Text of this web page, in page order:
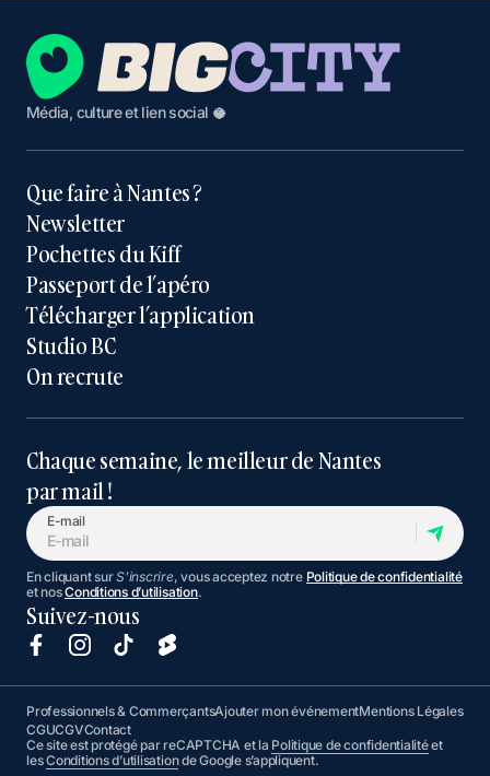
Média, culture et lien social 🥥
Que faire à Nantes ?
Newsletter
Pochettes du Kiff
Passeport de l’apéro
Télécharger l’application
Studio BC
On recrute
Chaque semaine, le meilleur de Nantes
par mail !
E-mail
En cliquant surS'inscrire, vous acceptez notre Politique de confidentialité
et nosConditions d’utilisation.
Suivez-nous
Professionnels & CommerçantsAjouter mon événementMentions Légales
CGUCGVContact
Ce site est protégé par reCAPTCHA et la Politique de confidentialitéet
lesConditions d’utilisationde Google s’appliquent.